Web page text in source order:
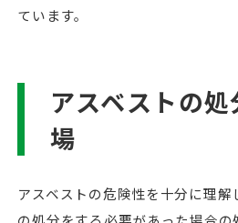
ています。
アスベストの
場
アスベストの危険性を十分に理解